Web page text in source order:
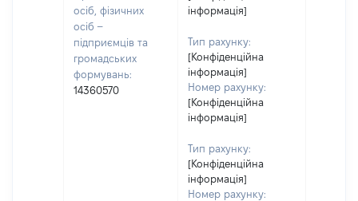
осіб, фізичних
осіб –
підприємців та
громадських
формувань:
14360570
інформація]
Тип рахунку:
[Конфіденційна
інформація]
Номер рахунку:
[Конфіденційна
інформація]
Тип рахунку:
[Конфіденційна
інформація]
Номер рахунку: